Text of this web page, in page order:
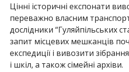
Цінні історичні експонати
переважно власним
дослідники “Гуляйпільських
запит місцевих мешканців
експедиції і вивозити
і шкіл, а також сімейні архіви.